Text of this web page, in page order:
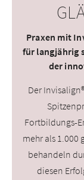
Praxen mit
für langjährig
der
Der
Fortbildungs-
mehr als
behandeln
diesen